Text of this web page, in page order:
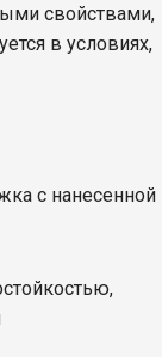
свойствами,
в условиях,
с нанесенной